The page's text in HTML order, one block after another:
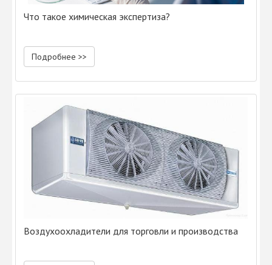
Что такое химическая экспертиза?
Подробнее >>
Воздухоохладители для торговли и производства